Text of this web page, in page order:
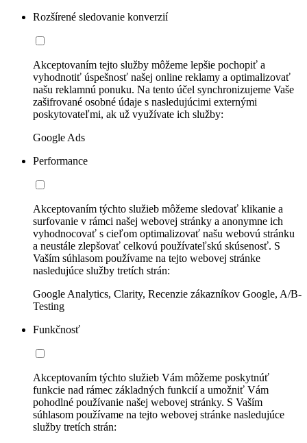
Rozšírené sledovanie konverzií
Akceptovaním tejto služby môžeme lepšie pochopiť a
vyhodnotiť úspešnosť našej online reklamy a optimalizovať
našu reklamnú ponuku. Na tento účel synchronizujeme Vaše
zašifrované osobné údaje s nasledujúcimi externými
poskytovateľmi, ak už využívate ich služby:
Google Ads
Performance
Akceptovaním týchto služieb môžeme sledovať klikanie a
surfovanie v rámci našej webovej stránky a anonymne ich
vyhodnocovať s cieľom optimalizovať našu webovú stránku
a neustále zlepšovať celkovú používateľskú skúsenosť. S
Vaším súhlasom používame na tejto webovej stránke
nasledujúce služby tretích strán:
Google Analytics, Clarity, Recenzie zákazníkov Google, A/B-
Testing
Funkčnosť
Akceptovaním týchto služieb Vám môžeme poskytnúť
funkcie nad rámec základných funkcií a umožniť Vám
pohodlné používanie našej webovej stránky. S Vaším
súhlasom používame na tejto webovej stránke nasledujúce
služby tretích strán: